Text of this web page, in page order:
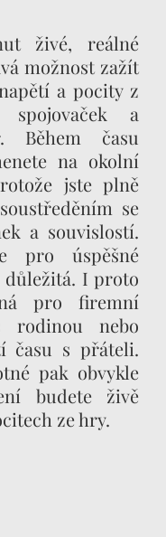
živé, reálné
možnost zažít
a pocity z
spojovaček a
Během času
na okolní
jste plně
se
a souvislostí.
pro úspěšné
důležitá. I proto
pro firemní
rodinou nebo
času s přáteli.
pak obvykle
budete živě
ze hry.